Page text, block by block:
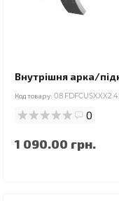
Внутрішня арка/
Код товару:
0
1 090.00 грн.